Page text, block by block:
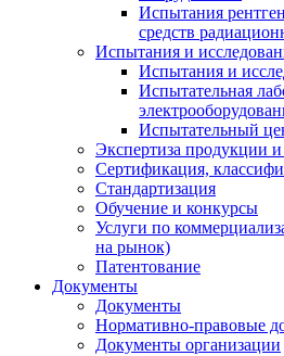
Испытания
средств
Испытания и
Испытания и
Испытательная
Испытательный
Экспертиза продукции и
Сертификация,
Стандартизация
Обучение и конкурсы
Услуги по
на рынок)
Патентование
Документы
Документы
Нормативно-правовые
Документы организации